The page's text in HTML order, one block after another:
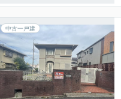
中古一戸建